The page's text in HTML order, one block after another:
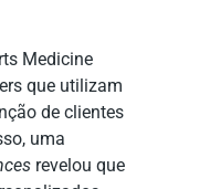
Medicine
que utilizam
de clientes
uma
revelou que